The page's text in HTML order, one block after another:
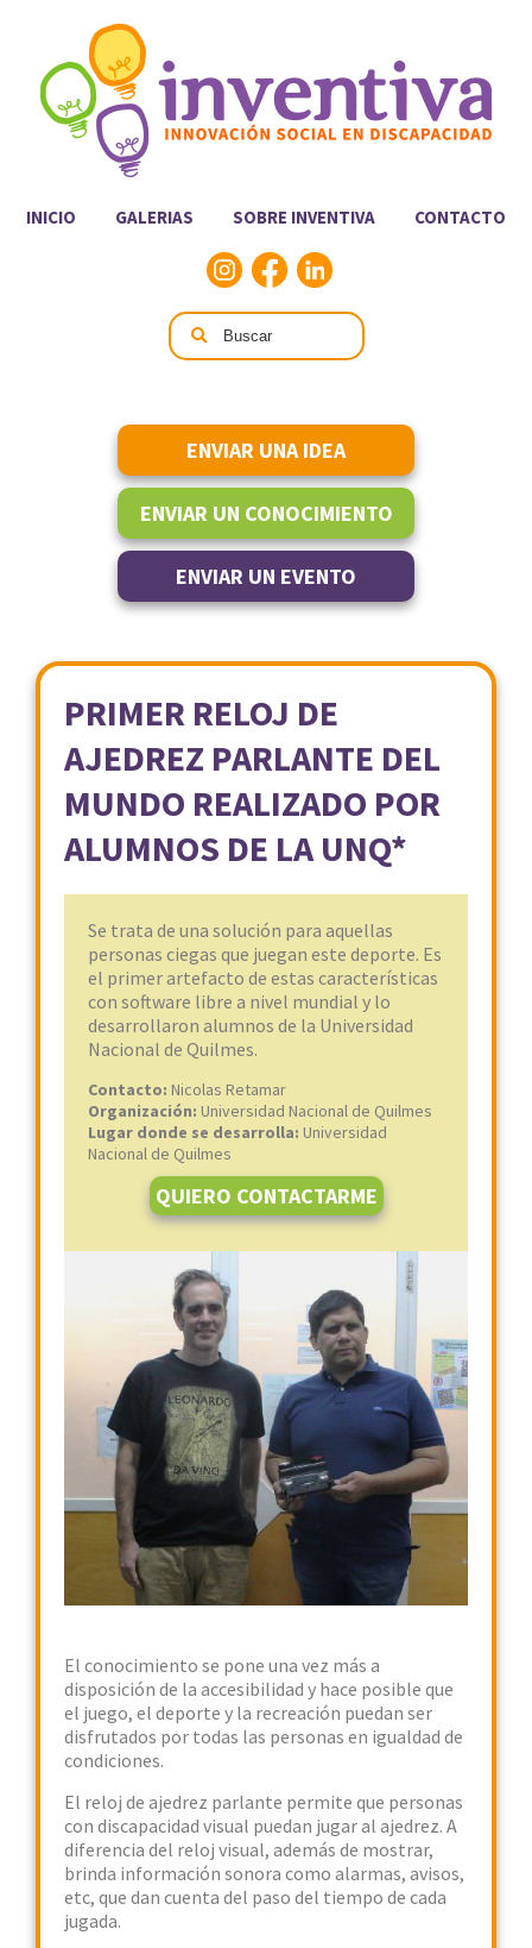
INICIO GALERIAS SOBRE INVENTIVA CONTACTO
ENVIAR UNA IDEA
ENVIAR UN CONOCIMIENTO
ENVIAR UN EVENTO
PRIMER RELOJ DE
AJEDREZ PARLANTE DEL
MUNDO REALIZADO POR
ALUMNOS DE LA UNQ*
Se trata de una solución para aquellas
personas ciegas que juegan este deporte. Es
el primer artefacto de estas características
con software libre a nivel mundial y lo
desarrollaron alumnos de la Universidad
Nacional de Quilmes.
Contacto: Nicolas Retamar
Organización: Universidad Nacional de Quilmes
Lugar donde se desarrolla: Universidad
Nacional de Quilmes
QUIERO CONTACTARME
El conocimiento se pone una vez más a
disposición de la accesibilidad y hace posible que
el juego, el deporte y la recreación puedan ser
disfrutados por todas las personas en igualdad de
condiciones.
El reloj de ajedrez parlante permite que personas
con discapacidad visual puedan jugar al ajedrez. A
diferencia del reloj visual, además de mostrar,
brinda información sonora como alarmas, avisos,
etc, que dan cuenta del paso del tiempo de cada
jugada.